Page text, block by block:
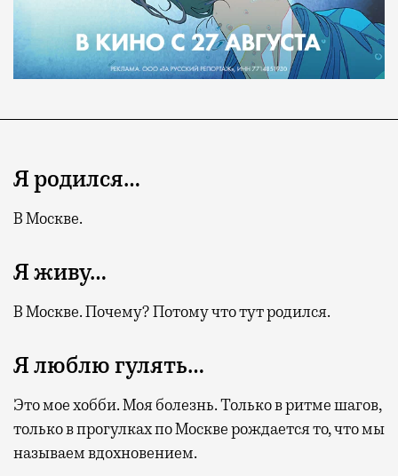
Я родился…
В Москве.
Я живу…
В Москве. Почему? Потому что тут родился.
Я люблю гулять…
Это мое хобби. Моя болезнь. Только в ритме шагов,
только в прогулках по Москве рождается то, что мы
называем вдохновением.